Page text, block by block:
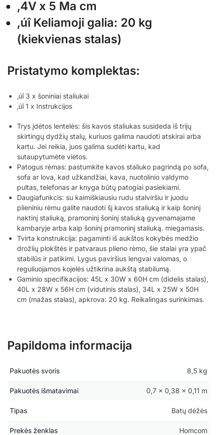
‚4V x 5 Ma cm
‚úî Keliamoji galia: 20 kg
(kiekvienas stalas)
Pristatymo komplektas:
‚úî 3 x šoniniai staliukai
‚úî 1 x Instrukcijos
Trys įdėtos lentelės: šis kavos staliukas susideda iš trijų
skirtingų dydžių stalų, kuriuos galima naudoti atskirai arba
kartu. Jei reikia, juos galima sudėti kartu, kad
sutaupytumėte vietos.
Patogus rėmas: pastumkite kavos staliuko pagrindą po sofa,
sofa ar lova, kad užkandžiai, kava, nuotolinio valdymo
pultas, telefonas ar knyga būtų patogiai pasiekiami.
Daugiafunkcis: su kaimiškiausiu rudu stalviršiu ir juodu
plieniniu rėmu galite naudoti šį kavos staliuką ir kaip šoninį
naktinį staliuką, pramoninį šoninį staliuką gyvenamajame
kambaryje arba kaip šoninį pramoninį staliuką. miegamasis.
Tvirta konstrukcija: pagaminti iš aukštos kokybės medžio
drožlių plokštės ir patvaraus plieno rėmo, šie stalai yra ypač
stabilūs ir patikimi. Lygus paviršius lengvai valomas, o
reguliuojamos kojelės užtikrina aukštą stabilumą.
Gaminio specifikacijos: 45L x 30W x 60H cm (didelis stalas),
40L x 28W x 56H cm (vidutinis stalas), 34L x 25W x 50H
cm (mažas stalas), apkrova: 20 kg. Reikalingas surinkimas.
Papildoma informacija
Pakuotės svoris 8,5 kg
Pakuotės išmatavimai 0,7 × 0,38 × 0,11 m
Tipas Batų dėžės
Prekės ženklas Homcom